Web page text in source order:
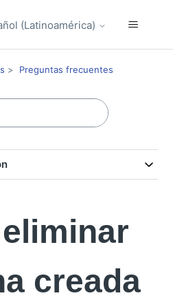
(Latinoamérica)
Preguntas frecuentes
creada